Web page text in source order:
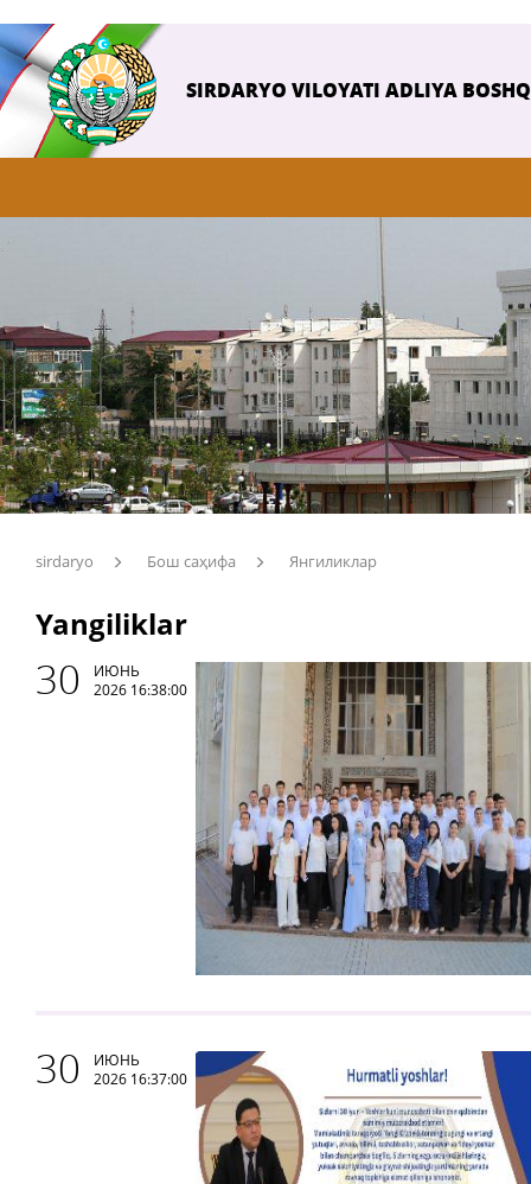
SIRDARYO VILOYATI ADLIYA
sirdaryo Бош саҳифа Янгиликлар
Yangiliklar
30
ИЮНЬ
2026 16:38:00
30
ИЮНЬ
2026 16:37:00